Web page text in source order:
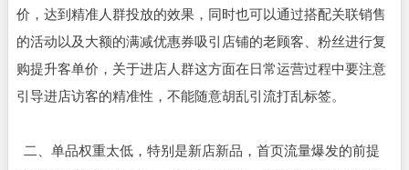
价，达到精准人群投放的效果，同时也可以通过搭配关联销售
的活动以及大额的满减优惠券吸引店铺的老顾客、粉丝进行复
购提升客单价，关于进店人群这方面在日常运营过程中要注意
引导进店访客的精准性，不能随意胡乱引流打乱标签。
二、单品权重太低，特别是新店新品，首页流量爆发的前提